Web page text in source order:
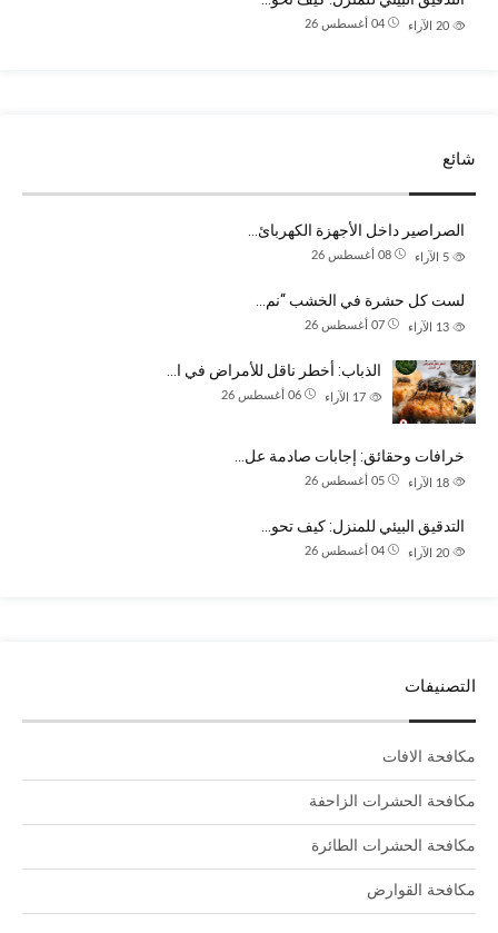
04 أغسطس 26 الآراء
شائع
الصراصير داخل الأجهزة الكهربائ…
08 أغسطس 26 الآراء
لست كل حشرة في الخشب “نم…
07 أغسطس 26 الآراء
الذباب: أخطر ناقل للأمراض في ا…
06 أغسطس 26 الآراء
خرافات وحقائق: إجابات صادمة عل…
05 أغسطس 26 الآراء
التدقيق البيئي للمنزل: كيف تحو…
04 أغسطس 26 الآراء
التصنيفات
مكافحة الافات
مكافحة الحشرات الزاحفة
مكافحة الحشرات الطائرة
مكافحة القوارض